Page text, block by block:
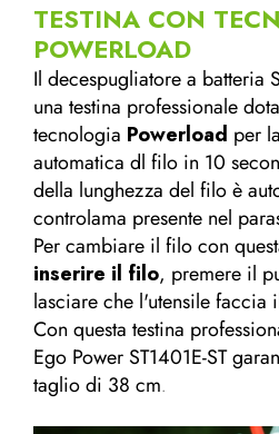
TESTINA CON
POWERLOAD
Il decespugliatore a batteria
una testina professionale
tecnologia Powerload per
automatica dl filo in 10
della lunghezza del filo è
controlama presente nel
Per cambiare il filo con
inserire il filo, premere il
lasciare che l'utensile faccia
Con questa testina
Ego Power ST1401E-ST
taglio di 38 cm.